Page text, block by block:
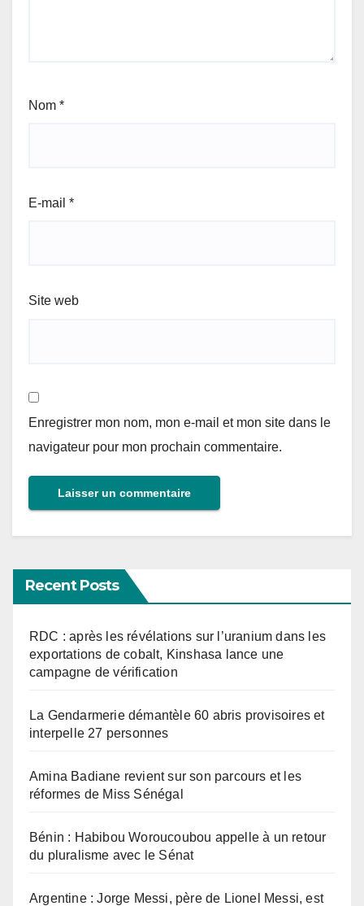
Nom *
E-mail *
Site web
Enregistrer mon nom, mon e-mail et mon site dans le
navigateur pour mon prochain commentaire.
Recent Posts
RDC : après les révélations sur l’uranium dans les
exportations de cobalt, Kinshasa lance une
campagne de vérification
La Gendarmerie démantèle 60 abris provisoires et
interpelle 27 personnes
Amina Badiane revient sur son parcours et les
réformes de Miss Sénégal
Bénin : Habibou Woroucoubou appelle à un retour
du pluralisme avec le Sénat
Argentine : Jorge Messi, père de Lionel Messi, est